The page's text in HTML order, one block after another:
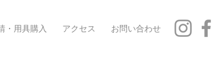
・用具購入 アクセス お問い合わせ